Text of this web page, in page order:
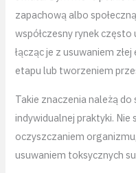
zapachową albo
współczesny rynek często
łącząc je z usuwaniem
etapu lub tworzeniem
Takie znaczenia należą
indywidualnej praktyki.
oczyszczaniem
usuwaniem toksycznych